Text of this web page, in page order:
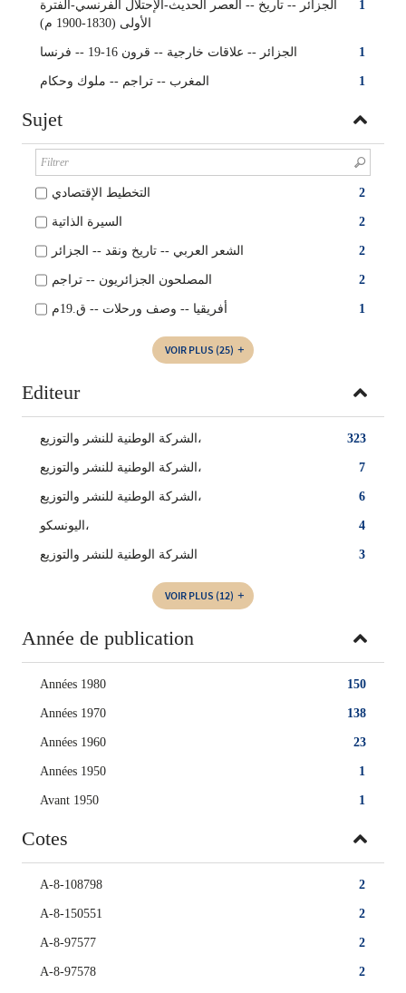
1
الجزائر -- تاريخ -- العصر الحديث-الإحتلال الفرنسي-الفترة
الأولى (1830-1900 م)
1 الجزائر -- علاقات خارجية -- قرون 16-19 -- فرنسا
1 المغرب‏ -- ‏تراجم -- ‏ملوك وحكام‏
Sujet
2 التخطيط الإقتصادي
2 السيرة الذاتية
2 الشعر العربي‏‏ -- ‏تاريخ ونقد -- ‏الجزائر
2 المصلحون الجزائريون‏ -- ‏تراجم‏
1 أفريقيا -- وصف ورحلات -- ق.19م
VOIR PLUS (25)
Editeur
323 الشركة الوطنية للنشر والتوزيع،
7 ‏الشركة الوطنية للنشر والتوزيع‏،
6 الشركة الوطنية للنشر والتوزيع‏،
4 اليونسكو،
3 الشركة الوطنية للنشر والتوزيع
VOIR PLUS (12)
Année de publication
150
Années 1980
138
Années 1970
23
Années 1960
1
Années 1950
1
Avant 1950
Cotes
2
A-8-108798
2
A-8-150551
2
A-8-97577
2
A-8-97578